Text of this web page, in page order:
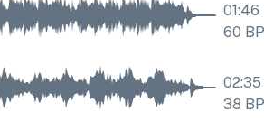
01:46
60
02:35
38